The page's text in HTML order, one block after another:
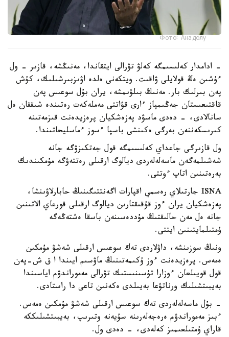
Фото: Анадолу
- ادامدار كەلىسىمگە كەلۋ تۋرالى ايتقاندا، مەنىڭشە، قازىر - ول
ءۇشىن ەڭ قولايلى ۋاقىت. ويتكەنى ەلدە اۋىزبىرشىلىك، كۇش
پەن بىرلىك بار. مەنىڭ بىلۋىمشە، يران بۇل سوعىس پەن
قاقتىعىستان جەڭىمپاز ءارى قۋاتتى مەملەكەت رەتىندە شىققان ەل
سانالادى، - دەدى ماسۋد پەزەشكيان پرەزيدەنت قىزمەتىنە
كىرىسكەننەن بەرگى ەكىنشى باسپا ءسوز ءماسليحاتىندا.
ول قازىرگى جاعداي كەلىسىمگە قول جەتكىزۋگە جانە
شەشىلمەگەن ماسەلەلەردى ديالوگ ارقىلى رەتتەۋگە مۇمكىندىك
بەرەتىنىن اتاپ ءوتتى.
ISNA جارتىلاي رەسمي اقپارات اگەنتتىگىنىڭ حابارلاۋىنشا،
پەزەشكيان يران ءوز قۇقىقتارىن ديالوگ ارقىلى قورعاي الاتىنىن
جانە ەل مەن حالىقتىڭ مۇددەسىنەن باسقا ەشتەڭەگە
ۇمتىلمايتىنىن ايتتى.
ونىڭ سوزىنشە، داۋلاردى تەك سوعىس ارقىلى شەشۋ مۇمكىن
ەمەس. پرەزيدەنت ءوز ۇكىمەتىنىڭ ماۋسىم ايىندا ا ق ش-پەن
قول قويىلعان ءوزارا تۇسىنىستىك تۋرالى مەموراندۋم اياسىندا
بەيبىتشىلىك ورناتۋعا بەيىلدى ەكەنىن تاعى دا راستادى.
- بۇل ماسەلەلەردى تەك سوعىس ارقىلى شەشۋ مۇمكىن ەمەس.
ءبىز مەموراندۋم ەرەجەلەرىنە سۇيەنە وتىرىپ، بەيبىتشىلىككە
قاراي ۇمتىلعىمىز كەلەدى، - دەدى ول.